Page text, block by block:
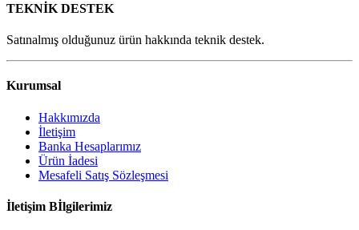
TEKNİK DESTEK
Satınalmış olduğunuz ürün hakkında teknik destek.
Kurumsal
Hakkımızda
İletişim
Banka Hesaplarımız
Ürün İadesi
Mesafeli Satış Sözleşmesi
İletişim Bİlgilerimiz